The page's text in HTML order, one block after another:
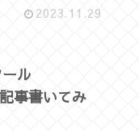
2023.11.29
ル
事書いてみ